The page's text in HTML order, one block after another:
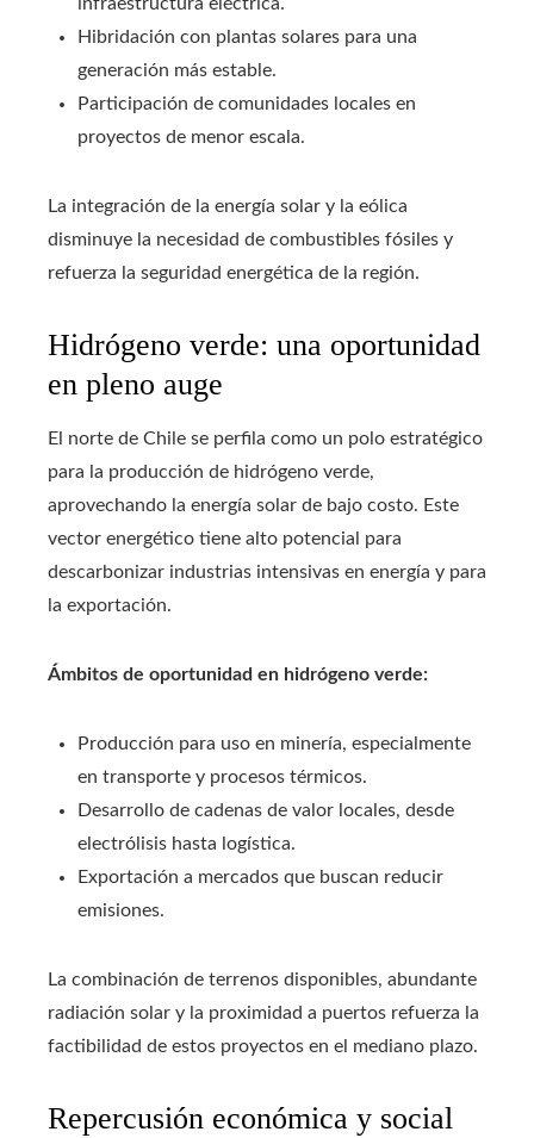
infraestructura eléctrica.
Hibridación con plantas solares para una
generación más estable.
Participación de comunidades locales en
proyectos de menor escala.
La integración de la energía solar y la eólica
disminuye la necesidad de combustibles fósiles y
refuerza la seguridad energética de la región.
Hidrógeno verde: una oportunidad
en pleno auge
El norte de Chile se perfila como un polo estratégico
para la producción de hidrógeno verde,
aprovechando la energía solar de bajo costo. Este
vector energético tiene alto potencial para
descarbonizar industrias intensivas en energía y para
la exportación.
Ámbitos de oportunidad en hidrógeno verde:
Producción para uso en minería, especialmente
en transporte y procesos térmicos.
Desarrollo de cadenas de valor locales, desde
electrólisis hasta logística.
Exportación a mercados que buscan reducir
emisiones.
La combinación de terrenos disponibles, abundante
radiación solar y la proximidad a puertos refuerza la
factibilidad de estos proyectos en el mediano plazo.
Repercusión económica y social